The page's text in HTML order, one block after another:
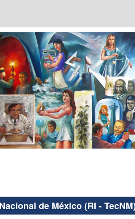
de México (RI - TecNM)